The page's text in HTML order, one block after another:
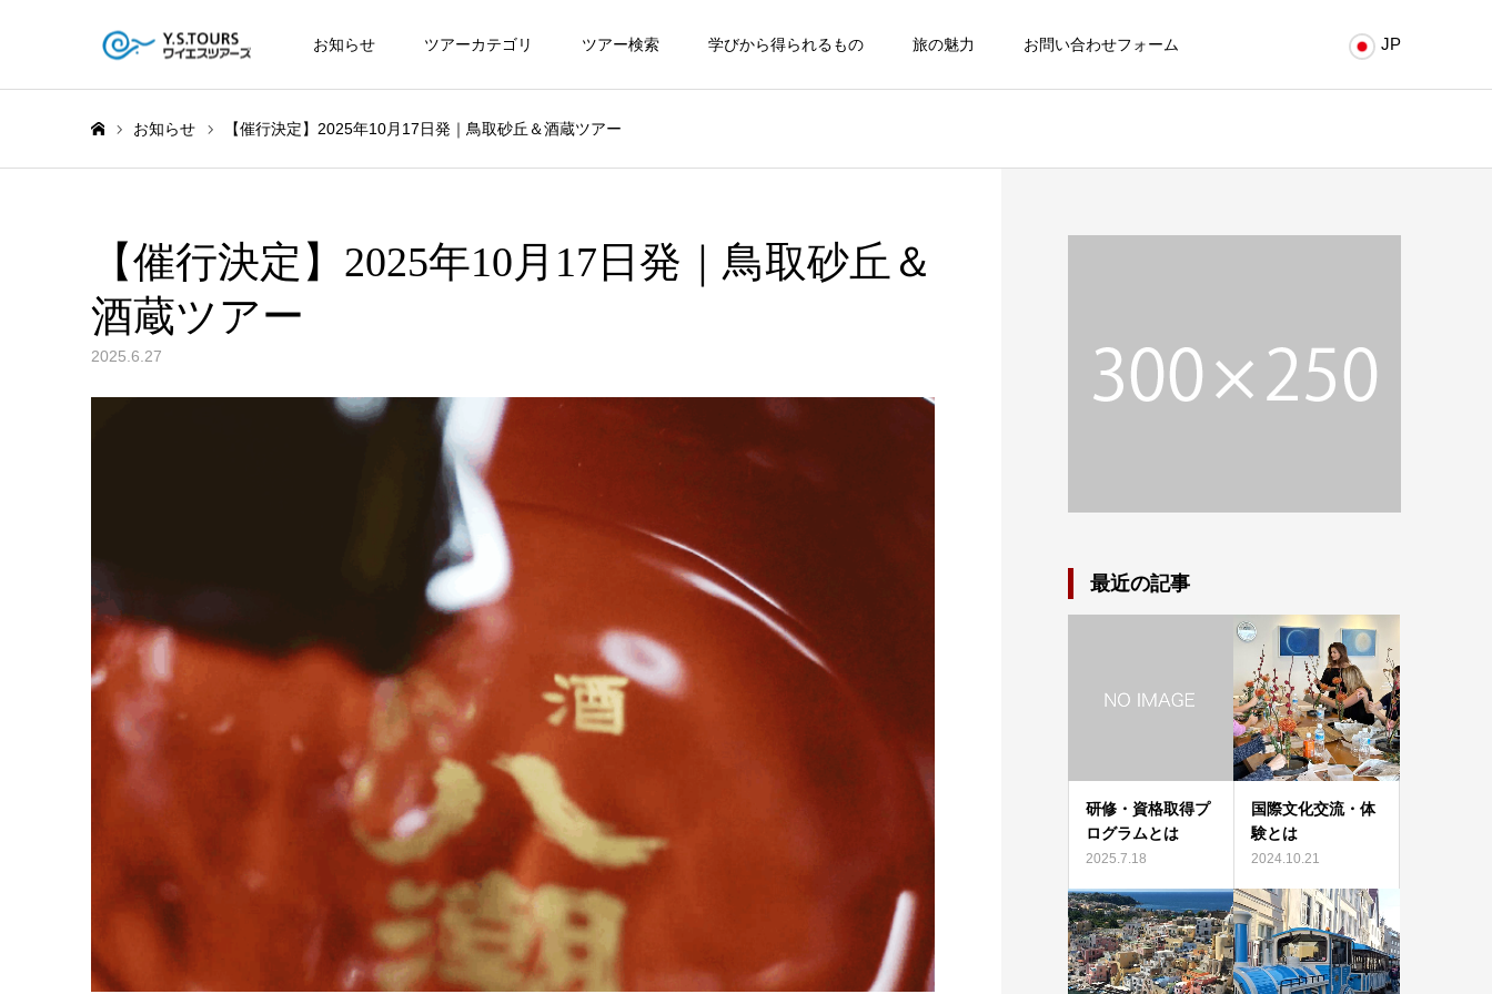
お知らせ ツアーカテゴリ ツアー検索 学びから得られるもの 旅の魅力 お問い合わせフォーム JP
お知らせ 【催行決定】2025年10月17日発｜鳥取砂丘＆酒蔵ツアー
【催行決定】2025年10月17日発｜鳥取砂丘＆
酒蔵ツアー
2025.6.27
最近の記事
研修・資格取得プ
ログラムとは
2025.7.18
国際文化交流・体
験とは
2024.10.21